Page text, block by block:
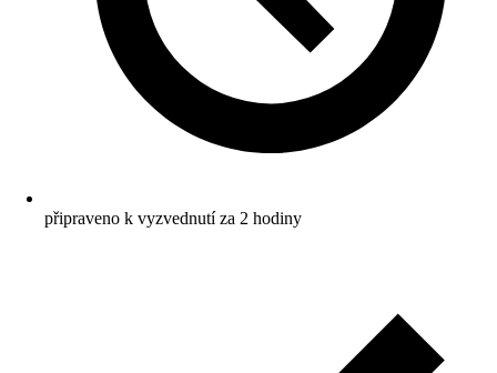
připraveno k vyzvednutí za 2 hodiny